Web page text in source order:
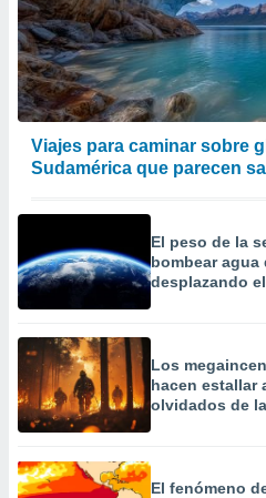
Viajes para caminar sobre
Sudamérica que parecen
El peso de la
bombear
desplazando
Los
hacen estallar
olvidados de
El fenómeno